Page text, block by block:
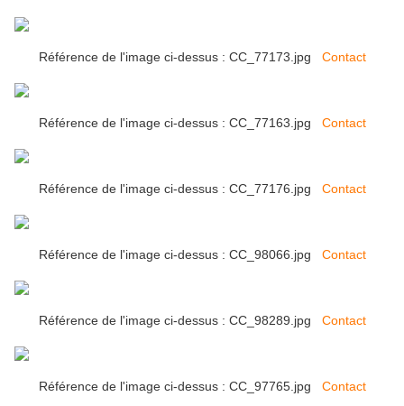
Référence de l'image ci-dessus : CC_77173.jpg Contact
Référence de l'image ci-dessus : CC_77163.jpg Contact
Référence de l'image ci-dessus : CC_77176.jpg Contact
Référence de l'image ci-dessus : CC_98066.jpg Contact
Référence de l'image ci-dessus : CC_98289.jpg Contact
Référence de l'image ci-dessus : CC_97765.jpg Contact